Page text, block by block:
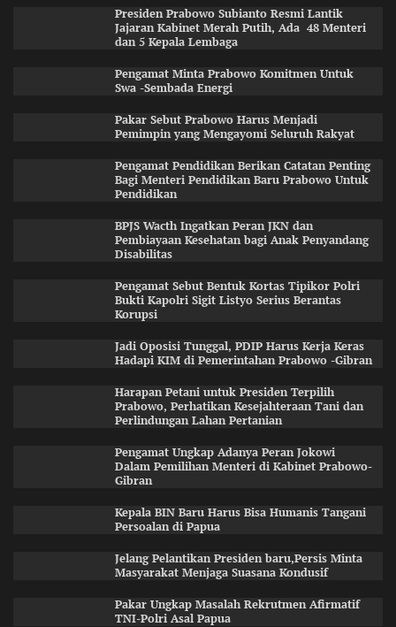
Presiden Prabowo Subianto Resmi Lantik
Jajaran Kabinet Merah Putih, Ada 48 Menteri
dan 5 Kepala Lembaga
Pengamat Minta Prabowo Komitmen Untuk
Swa -Sembada Energi
Pakar Sebut Prabowo Harus Menjadi
Pemimpin yang Mengayomi Seluruh Rakyat
Pengamat Pendidikan Berikan Catatan Penting
Bagi Menteri Pendidikan Baru Prabowo Untuk
Pendidikan
BPJS Wacth Ingatkan Peran JKN dan
Pembiayaan Kesehatan bagi Anak Penyandang
Disabilitas
Pengamat Sebut Bentuk Kortas Tipikor Polri
Bukti Kapolri Sigit Listyo Serius Berantas
Korupsi
Jadi Oposisi Tunggal, PDIP Harus Kerja Keras
Hadapi KIM di Pemerintahan Prabowo -Gibran
Harapan Petani untuk Presiden Terpilih
Prabowo, Perhatikan Kesejahteraan Tani dan
Perlindungan Lahan Pertanian
Pengamat Ungkap Adanya Peran Jokowi
Dalam Pemilihan Menteri di Kabinet Prabowo-
Gibran
Kepala BIN Baru Harus Bisa Humanis Tangani
Persoalan di Papua
Jelang Pelantikan Presiden baru,Persis Minta
Masyarakat Menjaga Suasana Kondusif
Pakar Ungkap Masalah Rekrutmen Afirmatif
TNI-Polri Asal Papua